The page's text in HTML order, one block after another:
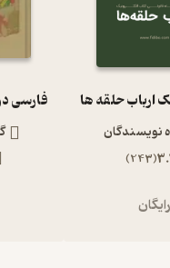
ارباب حلقه ها
نویسندگان
(
243
)
فارسی